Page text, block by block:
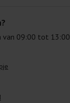
van 09:00 tot 13:00